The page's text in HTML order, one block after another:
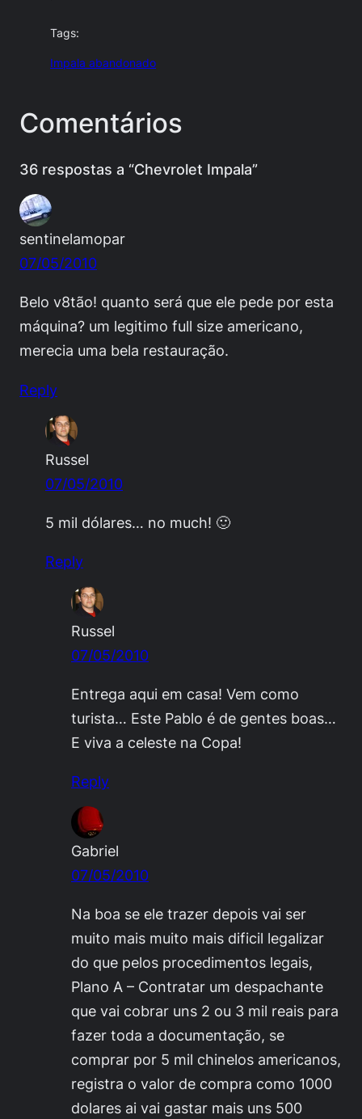
Tags:
Impala abandonado
Comentários
36 respostas a “Chevrolet Impala”
sentinelamopar
07/05/2010
Belo v8tão! quanto será que ele pede por esta
máquina? um legitimo full size americano,
merecia uma bela restauração.
Reply
Russel
07/05/2010
5 mil dólares… no much! 🙂
Reply
Russel
07/05/2010
Entrega aqui em casa! Vem como
turista… Este Pablo é de gentes boas…
E viva a celeste na Copa!
Reply
Gabriel
07/05/2010
Na boa se ele trazer depois vai ser
muito mais muito mais dificil legalizar
do que pelos procedimentos legais,
Plano A – Contratar um despachante
que vai cobrar uns 2 ou 3 mil reais para
fazer toda a documentação, se
comprar por 5 mil chinelos americanos,
registra o valor de compra como 1000
dolares ai vai gastar mais uns 500